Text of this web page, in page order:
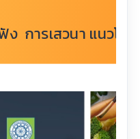
การเสวนา แนวโน้